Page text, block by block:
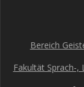
Bereich
Fakultät Sprach-,